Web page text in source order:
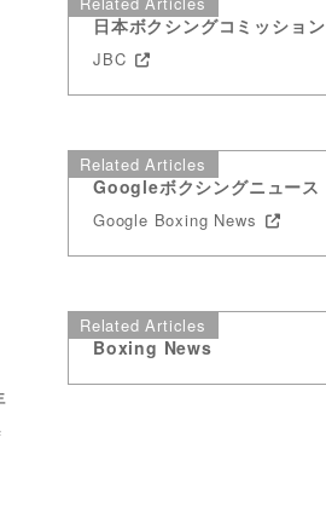
日本ボクシングコミッション
JBC
Related Articles
Googleボクシングニュース
Google Boxing News
Related Articles
Boxing News